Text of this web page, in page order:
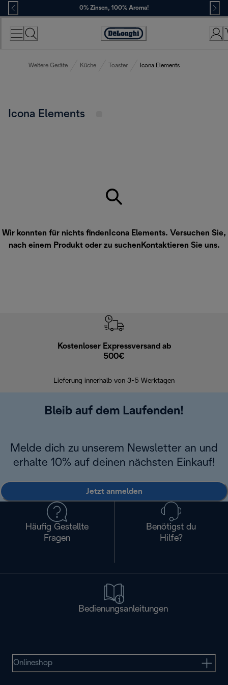
Skip
to
Content
0% Zinsen, 100% Aroma!
Erklärung
Zugänglichkeit
Weitere Geräte Küche Toaster Icona Elements
Icona Elements
Wir konnten für nichts findenIcona Elements. Versuchen Sie,
nach einem Produkt oder zu suchen Kontaktieren Sie uns.
Kostenloser Expressversand ab
500€
Lieferung innerhalb von 3-5 Werktagen
Bleib auf dem Laufenden!
Melde dich zu unserem Newsletter an und
erhalte 10% auf deinen nächsten Einkauf!
Jetzt anmelden
Häufig Gestellte
Fragen
Benötigst du
Hilfe?
Bedienungsanleitungen
Onlineshop